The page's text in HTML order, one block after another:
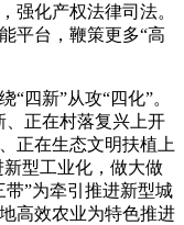
强化产权法律司法。
平台，鞭策更多“高
新”从攻“四化”。
、正在村落复兴上开
正在生态文明扶植上
新型工业化，做大做
”为牵引推进新型城
高效农业为特色推进